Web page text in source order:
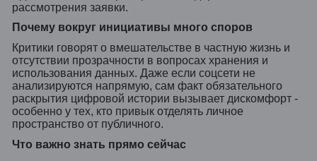
рассмотрения заявки.
Почему вокруг инициативы много споров
Критики говорят о вмешательстве в частную жизнь и
отсутствии прозрачности в вопросах хранения и
использования данных. Даже если соцсети не
анализируются напрямую, сам факт обязательного
раскрытия цифровой истории вызывает дискомфорт -
особенно у тех, кто привык отделять личное
пространство от публичного.
Что важно знать прямо сейчас